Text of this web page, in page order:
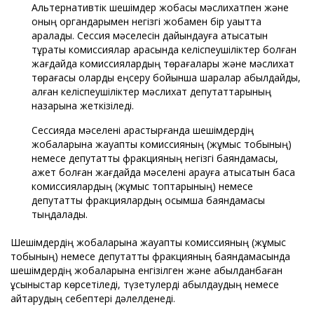
Альтернативтік шешімдер жобасы мәслихатпен және
оның органдарымен негізгі жобамен бір уақытта
қаралады. Сессия мәселесін дайындауға қатысатын
тұрақты комиссиялар арасында келіспеушіліктер болған
жағдайда комиссиялардың төрағалары және мәслихат
төрағасы оларды еңсеру бойынша шаралар қабылдайды,
қалған келіспеушіліктер мәслихат депутаттарының
назарына жеткізіледі.
Сессияда мәселені қарастырғанда шешімдердің
жобаларына жауапты комиссияның (жұмыс тобының)
немесе депутаттық фракцияның негізгі баяндамасы,
қажет болған жағдайда мәселені қарауға қатысатын басқа
комиссиялардың (жұмыс топтарының) немесе
депутаттық фракциялардың қосымша баяндамасы
тыңдалады.
Шешімдердің жобаларына жауапты комиссияның (жұмыс
тобының) немесе депутаттық фракцияның баяндамасында
шешімдердің жобаларына енгізілген және қабылданбаған
ұсыныстар көрсетіледі, түзетулерді қабылдаудың немесе
қайтарудың себептері дәлелденеді.